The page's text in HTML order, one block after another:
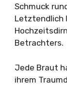
Schmuck
Letztendlich
Betrachters.
Jede Braut
ihrem